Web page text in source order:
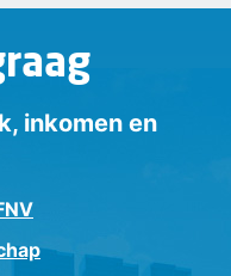
inkomen en